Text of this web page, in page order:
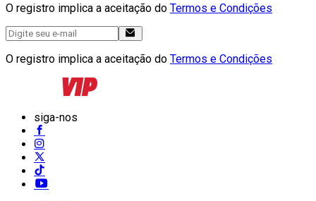
O registro implica a aceitação do Termos e Condições
O registro implica a aceitação do Termos e Condições
siga-nos